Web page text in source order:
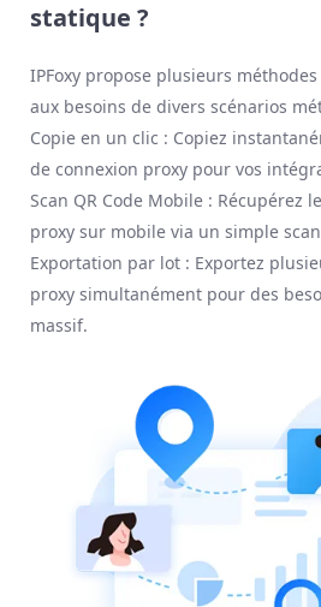
statique ?
IPFoxy propose plusieurs
aux besoins de divers scénarios
Copie en un clic : Copiez
de connexion proxy pour vos
Scan QR Code Mobile : Récupérez
proxy sur mobile via un simple
Exportation par lot : Exportez
proxy simultanément pour des
massif.